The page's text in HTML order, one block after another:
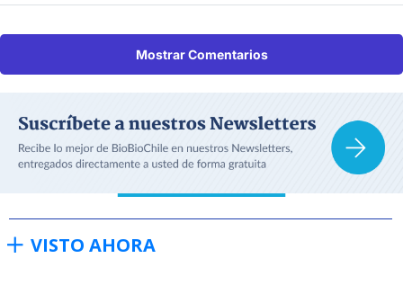
Mostrar Comentarios
VISTO AHORA